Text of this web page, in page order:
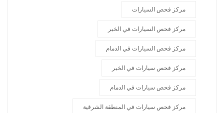
مركز فحص السيارات
مركز فحص السيارات في الخبر
مركز فحص السيارات في الدمام
مركز فحص سيارات في الخبر
مركز فحص سيارات في الدمام
مركز فحص سيارات في المنطقة الشرقية